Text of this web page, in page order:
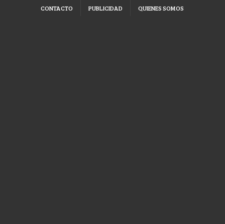
CONTACTO PUBLICIDAD QUIENES SOMOS